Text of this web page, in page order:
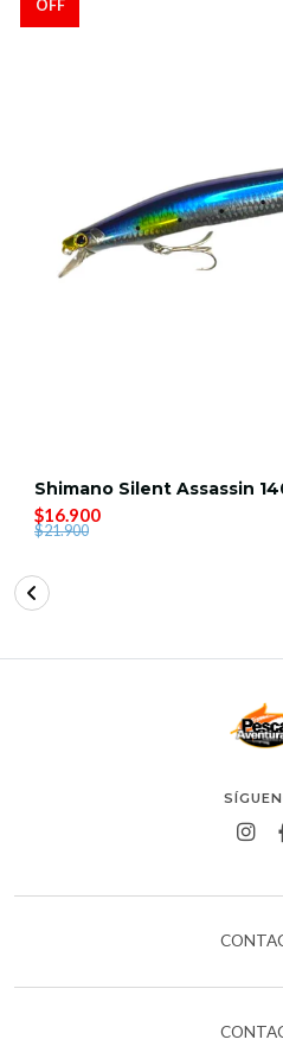
OFF
Shimano Silent Assassin
$16.900
$21.900